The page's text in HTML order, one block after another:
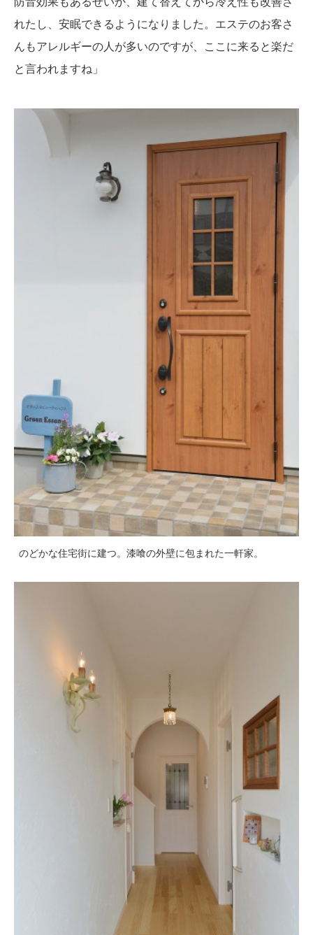
れたし、安眠できるようになりました。エステのお客さ
んもアレルギーの人が多いのですが、ここに来ると楽だ
と言われますね」
のどかな住宅街に建つ。漆喰の外壁に包まれた一軒家。